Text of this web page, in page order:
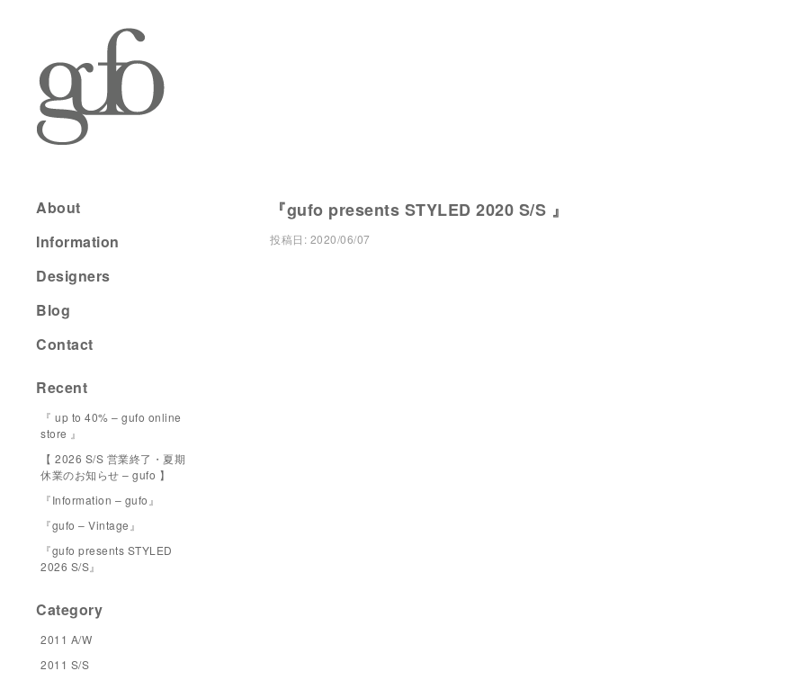
『gufo presents STYLED 2020 S/S 』
投稿日: 2020/06/07
About
Information
Designers
Blog
Contact
Recent
『 up to 40% – gufo online
store 』
【 2026 S/S 営業終了・夏期
休業のお知らせ – gufo 】
『Information – gufo』
『gufo – Vintage』
『gufo presents STYLED
2026 S/S』
Category
2011 A/W
2011 S/S